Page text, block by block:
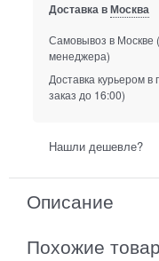
Доставка вМосква
Самовывоз в Москве
менеджера)
Доставка курьером
заказ до 16:00)
Нашли дешевле?
Описание
Похожие